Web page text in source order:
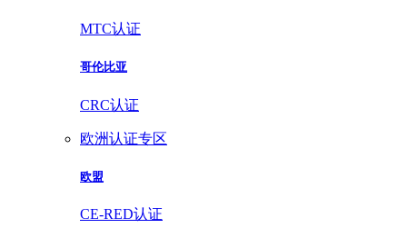
MTC认证
哥伦比亚
CRC认证
欧洲认证专区
欧盟
CE-RED认证